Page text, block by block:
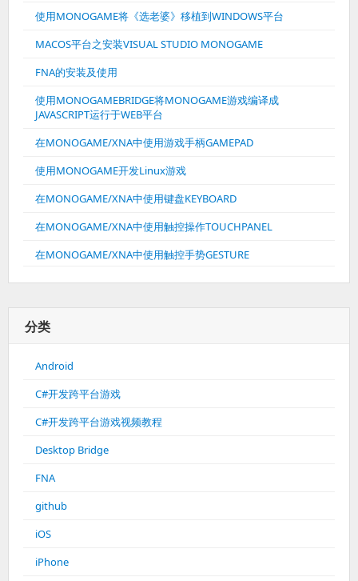
使用MONOGAME将《选老婆》移植到WINDOWS平台
MACOS平台之安装VISUAL STUDIO MONOGAME
FNA的安装及使用
使用MONOGAMEBRIDGE将MONOGAME游戏编译成
JAVASCRIPT运行于WEB平台
在MONOGAME/XNA中使用游戏手柄GAMEPAD
使用MONOGAME开发Linux游戏
在MONOGAME/XNA中使用键盘KEYBOARD
在MONOGAME/XNA中使用触控操作TOUCHPANEL
在MONOGAME/XNA中使用触控手势GESTURE
分类
Android
C#开发跨平台游戏
C#开发跨平台游戏视频教程
Desktop Bridge
FNA
github
iOS
iPhone